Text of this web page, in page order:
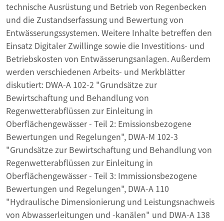
technische Ausrüstung und Betrieb von Regenbecken
und die Zustandserfassung und Bewertung von
Entwässerungssystemen. Weitere Inhalte betreffen den
Einsatz Digitaler Zwillinge sowie die Investitions- und
Betriebskosten von Entwässerungsanlagen. Außerdem
werden verschiedenen Arbeits- und Merkblätter
diskutiert: DWA-A 102-2 "Grundsätze zur
Bewirtschaftung und Behandlung von
Regenwetterabflüssen zur Einleitung in
Oberflächengewässer - Teil 2: Emissionsbezogene
Bewertungen und Regelungen", DWA-M 102-3
"Grundsätze zur Bewirtschaftung und Behandlung von
Regenwetterabflüssen zur Einleitung in
Oberflächengewässer - Teil 3: Immissionsbezogene
Bewertungen und Regelungen", DWA-A 110
"Hydraulische Dimensionierung und Leistungsnachweis
von Abwasserleitungen und -kanälen" und DWA-A 138